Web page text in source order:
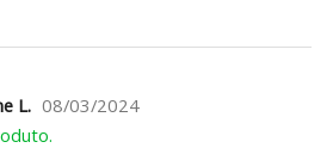
L. 08/03/2024